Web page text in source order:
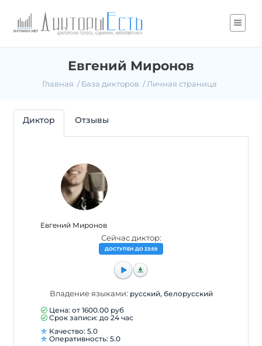
Евгений Миронов
Главная База дикторов Личная страница
Диктор Отзывы
Евгений Миронов
Сейчас диктор:
ДОСТУПЕН ДО 23:59
Владение языками: русский, белорусский
Цена: от 1600.00 руб
Срок записи: до 24 час
Качество: 5.0
Оперативность: 5.0